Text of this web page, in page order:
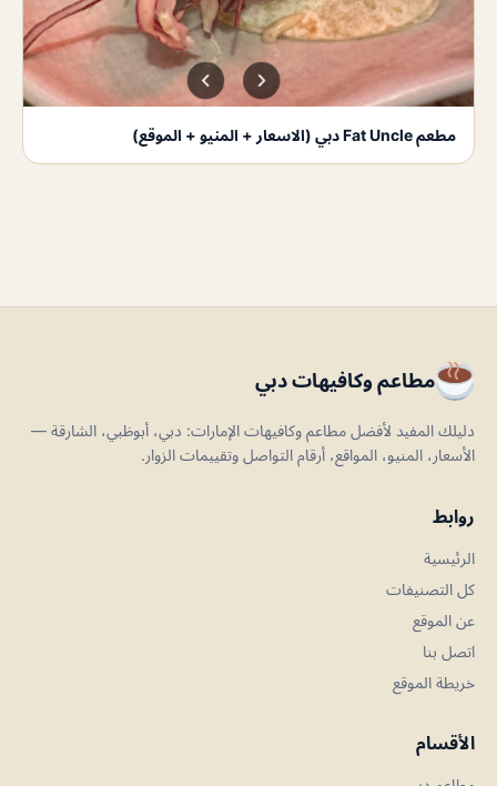
مطعم Fat Uncle دبي (الاسعار + المنيو + الموقع)
مطاعم وكافيهات دبي
دليلك المفيد لأفضل مطاعم وكافيهات الإمارات: دبي، أبوظبي، الشارقة —
الأسعار، المنيو، المواقع، أرقام التواصل وتقييمات الزوار.
روابط
الرئيسية
كل التصنيفات
عن الموقع
اتصل بنا
خريطة الموقع
الأقسام